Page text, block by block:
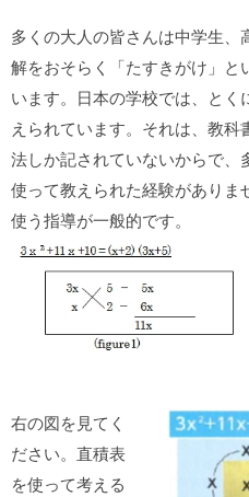
多くの大人の皆さんは中学生
解をおそらく「たすきがけ」と
います。日本の学校では、と
えられています。それは、教
法しか記されていないからで、
使って教えられた経験がありま
使う指導が一般的です。
右の図を見てく
ださい。直積表
を使って考える